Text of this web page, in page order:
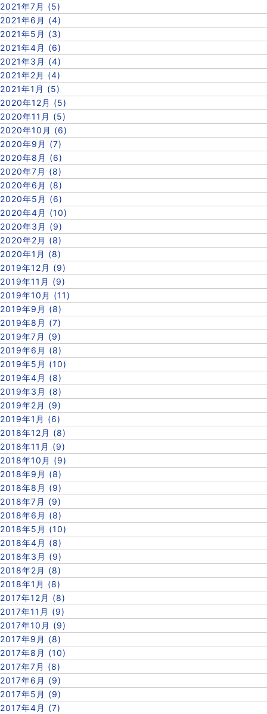
2021年7月 (5)
2021年6月 (4)
2021年5月 (3)
2021年4月 (6)
2021年3月 (4)
2021年2月 (4)
2021年1月 (5)
2020年12月 (5)
2020年11月 (5)
2020年10月 (6)
2020年9月 (7)
2020年8月 (6)
2020年7月 (8)
2020年6月 (8)
2020年5月 (6)
2020年4月 (10)
2020年3月 (9)
2020年2月 (8)
2020年1月 (8)
2019年12月 (9)
2019年11月 (9)
2019年10月 (11)
2019年9月 (8)
2019年8月 (7)
2019年7月 (9)
2019年6月 (8)
2019年5月 (10)
2019年4月 (8)
2019年3月 (8)
2019年2月 (9)
2019年1月 (6)
2018年12月 (8)
2018年11月 (9)
2018年10月 (9)
2018年9月 (8)
2018年8月 (9)
2018年7月 (9)
2018年6月 (8)
2018年5月 (10)
2018年4月 (8)
2018年3月 (9)
2018年2月 (8)
2018年1月 (8)
2017年12月 (8)
2017年11月 (9)
2017年10月 (9)
2017年9月 (8)
2017年8月 (10)
2017年7月 (8)
2017年6月 (9)
2017年5月 (9)
2017年4月 (7)